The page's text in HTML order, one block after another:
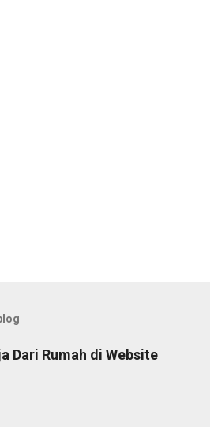
Dari Rumah di Website